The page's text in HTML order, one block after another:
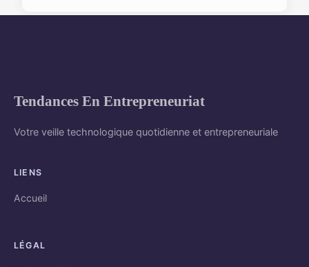
Tendances En Entrepreneuriat
Votre veille technologique quotidienne et entrepreneuriale
LIENS
Accueil
LÉGAL